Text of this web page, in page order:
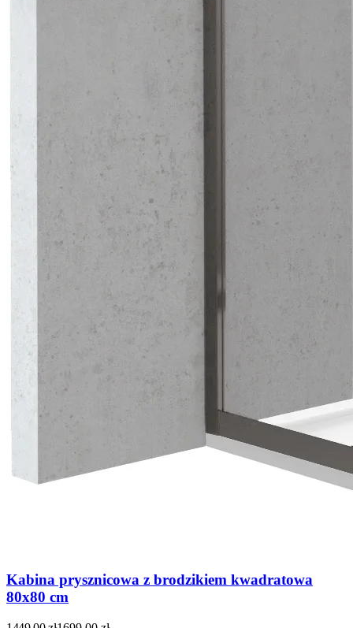
Kabina prysznicowa z brodzikiem kwadratowa
80x80 cm